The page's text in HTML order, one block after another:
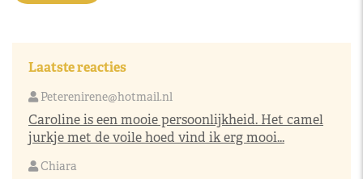
Laatste reacties
Peterenirene@hotmail.nl
Caroline is een mooie persoonlijkheid. Het camel
jurkje met de voile hoed vind ik erg mooi...
Chiara